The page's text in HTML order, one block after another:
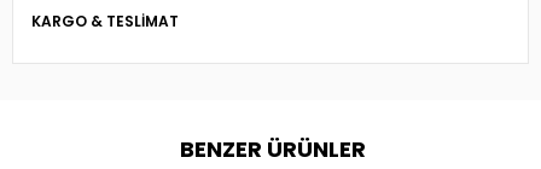
KARGO & TESLIMAT
BENZER ÜRÜNLER